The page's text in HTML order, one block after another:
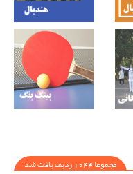
مجموعا 1044 ردیف یافت شد